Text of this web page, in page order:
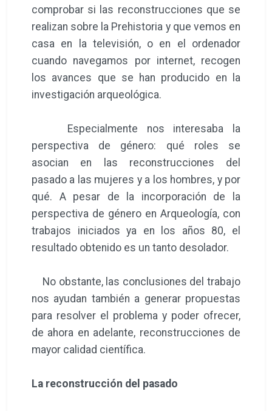
comprobar si las reconstrucciones que se
realizan sobre la Prehistoria y que vemos en
casa en la televisión, o en el ordenador
cuando navegamos por internet, recogen
los avances que se han producido en la
investigación arqueológica.
Especialmente nos interesaba la
perspectiva de género: qué roles se
asocian en las reconstrucciones del
pasado a las mujeres y a los hombres, y por
qué. A pesar de la incorporación de la
perspectiva de género en Arqueología, con
trabajos iniciados ya en los años 80, el
resultado obtenido es un tanto desolador.
No obstante, las conclusiones del trabajo
nos ayudan también a generar propuestas
para resolver el problema y poder ofrecer,
de ahora en adelante, reconstrucciones de
mayor calidad científica.
La reconstrucción del pasado